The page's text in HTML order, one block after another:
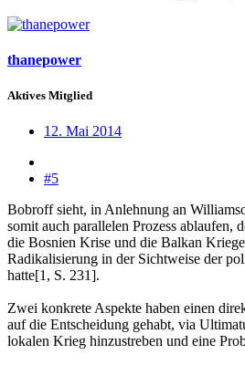
thanepower
Aktives Mitglied
12. Mai 2014
#5
Bobroff sieht, in Anlehnung an
somit auch parallelen Prozess ablaufen,
die Bosnien Krise und die Balkan
Radikalisierung in der Sichtweise der
hatte[1, S. 231].
Zwei konkrete Aspekte haben einen
auf die Entscheidung gehabt, via
lokalen Krieg hinzustreben und eine